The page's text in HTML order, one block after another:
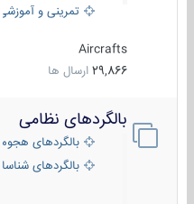
تمرینی و آموزشی
Aircrafts
29,866 ارسال ها
بالگردهای نظامی
بالگردهای هجومی
بالگردهای شناسایی